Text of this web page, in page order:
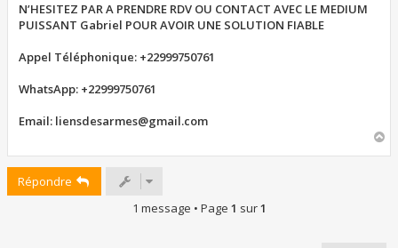
N’HESITEZ PAR A PRENDRE RDV OU CONTACT AVEC LE MEDIUM
PUISSANT Gabriel POUR AVOIR UNE SOLUTION FIABLE
Appel Téléphonique: +22999750761
WhatsApp: +22999750761
Email: liensdesarmes@gmail.com
Répondre
1 message • Page 1 sur1